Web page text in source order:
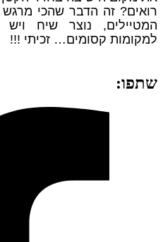
רואים? זה הדבר שהכי מרגש
המטיילים, נוצר שיח ויש
למקומות קסומים… זכיתי !!!
שתפו: